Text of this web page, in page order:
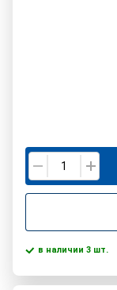
в наличии 3 шт.